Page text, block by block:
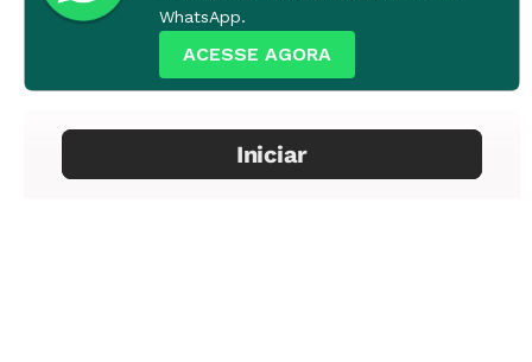
WhatsApp.
ACESSE AGORA